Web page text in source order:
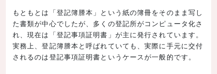
もともとは「登記簿謄本」という紙の簿冊をそのまま写し
た書類が中心でしたが、多くの登記所がコンピュータ化さ
れ、現在は「登記事項証明書」が主に発行されています。
実務上、登記簿謄本と呼ばれていても、実際に手元に交付
されるのは登記事項証明書というケースが一般的です。